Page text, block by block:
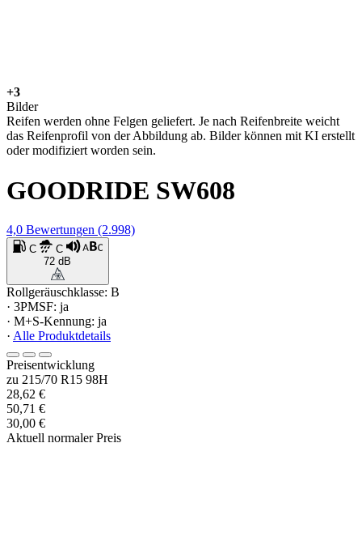
+3
Bilder
Reifen werden ohne Felgen geliefert. Je nach Reifenbreite weicht
das Reifenprofil von der Abbildung ab. Bilder können mit KI erstellt
oder modifiziert worden sein.
GOODRIDE SW608
4,0 Bewertungen (2.998)
C
C
72 dB
Rollgeräuschklasse: B
· 3PMSF: ja
· M+S-Kennung: ja
· Alle Produktdetails
Preisentwicklung
zu 215/70 R15 98H
28,62 €
50,71 €
30,00 €
Aktuell normaler Preis